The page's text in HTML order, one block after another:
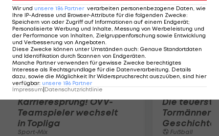
Karrieresprung! ÖVV-
Teamspieler wechselt
in Topliga
Sport-Mix
Die
Tormänner
Geschichte
Fußball
Wir und unsere 186 Partner verarbeiten personenbezogene Daten, wie
Ihre IP-Adresse und Browser-Attribute für die folgenden Zwecke:
Speichern von oder Zugriff auf Informationen auf einem Endgerät;
Personalisierte Werbung und Inhalte, Messung von Werbeleistung und
der Performance von Inhalten, Zielgruppenforschung sowie Entwicklung
und Verbesserung von Angeboten.
Diese Zwecke können unter Umständen auch: Genaue Standortdaten
und Identifikation durch Scannen von Endgeräten.
Manche Partner verwenden für gewisse Zwecke berechtigtes
Interesse als Rechtsgrundlage für die Datenverarbeitung. Details
dazu, sowie die Möglichkeit Ihr Widerspruchsrecht auszuüben, sind hier
verfügbar: unsere 186 Partner
Impressum Datenschutzrichtlinie